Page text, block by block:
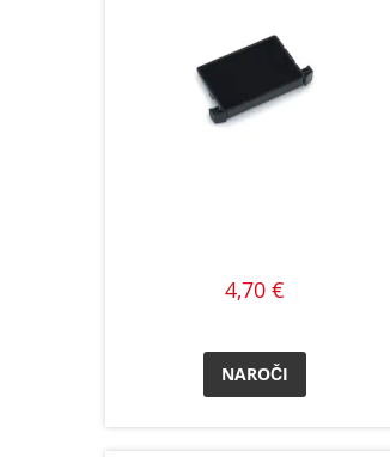
4,70 €
NAROČI